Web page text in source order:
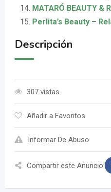
MATARÓ BEAUTY &
Perlita’s Beauty –
Descripción
307 vistas
Añadir a Favoritos
Informar De Abuso
Compartir este Anuncio: